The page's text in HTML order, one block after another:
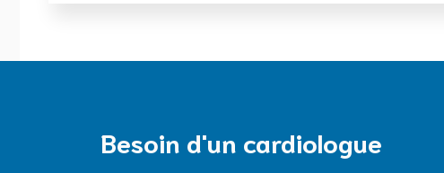
Besoin d'un cardiologue